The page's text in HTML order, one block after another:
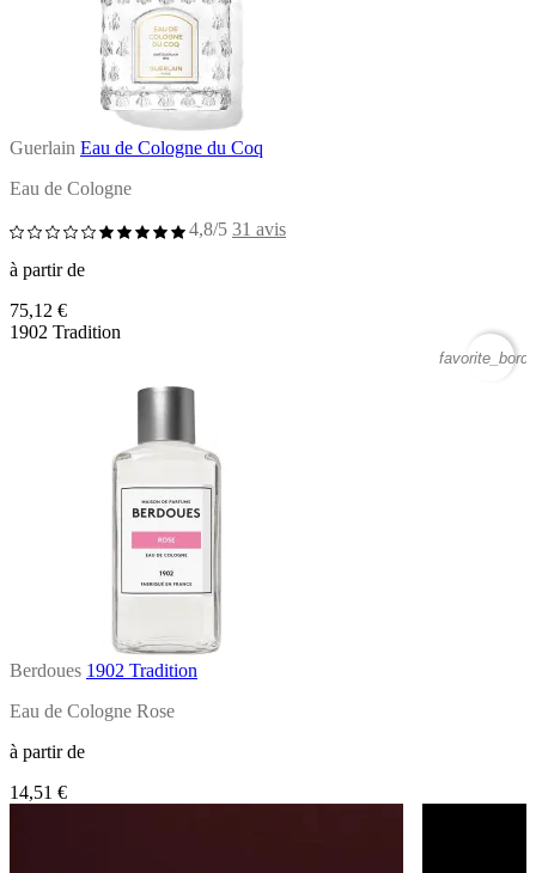
Guerlain Eau de Cologne du Coq
Eau de Cologne
4,8/5 31 avis
à partir de
75,12 €
1902 Tradition
Berdoues 1902 Tradition
Eau de Cologne Rose
à partir de
14,51 €